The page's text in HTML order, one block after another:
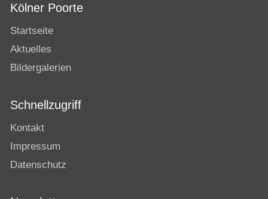
Kölner Poorte
Startseite
Aktuelles
Bildergalerien
Schnellzugriff
Kontakt
Impressum
Datenschutz